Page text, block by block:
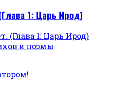
1: Царь Ирод)
и поэмы